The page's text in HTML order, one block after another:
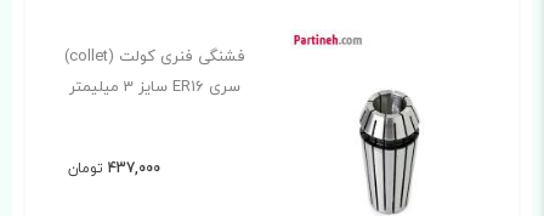
فشنگی فنری کولت (collet)
سری ER16 سایز 3 میلیمتر
437,000 تومان